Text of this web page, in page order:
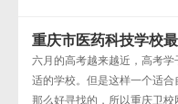
重庆市医药科技学校
六月的高考越来越近，高考
适的学校。但是这样一个适
那么好寻找的，所以重庆卫校